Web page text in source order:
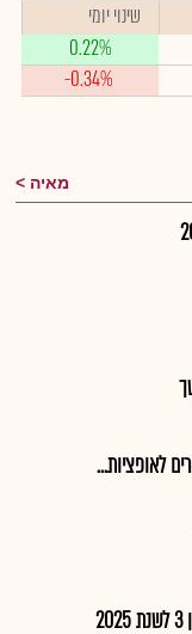
שינוי יומי
0.22%
-0.34%
מאיה
לאופציות...